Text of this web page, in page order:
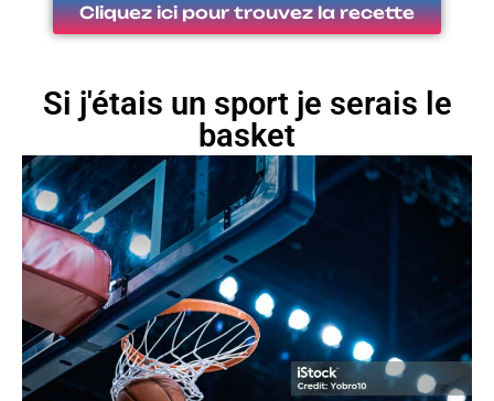
Cliquez ici pour trouvez la recette
Si j'étais un sport je serais le
basket